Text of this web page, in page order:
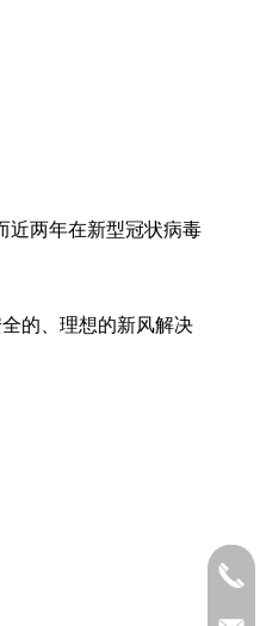
近两年在新型冠状病毒
的、理想的新风解决